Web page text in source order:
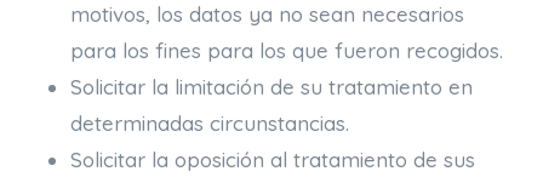
motivos, los datos ya no sean necesarios
para los fines para los que fueron recogidos.
Solicitar la limitación de su tratamiento en
determinadas circunstancias.
Solicitar la oposición al tratamiento de sus